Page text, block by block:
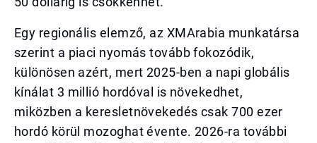
Egy regionális elemző, az XMArabia munkatársa
szerint a piaci nyomás tovább fokozódik,
különösen azért, mert 2025-ben a napi globális
kínálat 3 millió hordóval is növekedhet,
miközben a keresletnövekedés csak 700 ezer
hordó körül mozoghat évente. 2026-ra további